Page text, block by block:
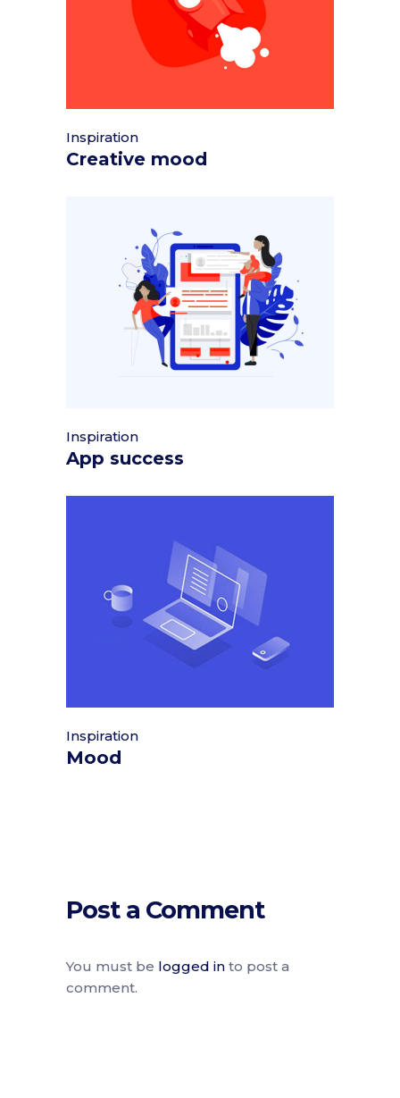
Inspiration
Creative mood
Inspiration
App success
Inspiration
Mood
Post a Comment
You must be logged in to post a
comment.